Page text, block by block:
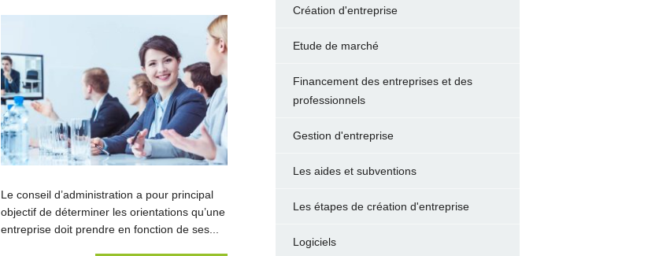
Le conseil d’administration a pour principal
objectif de déterminer les orientations qu’une
entreprise doit prendre en fonction de ses...
Création d'entreprise
Etude de marché
Financement des entreprises et des
professionnels
Gestion d'entreprise
Les aides et subventions
Les étapes de création d'entreprise
Logiciels